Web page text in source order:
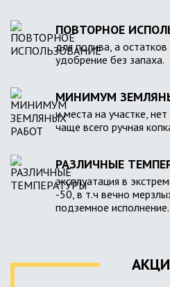
ПОВТОРНОЕ
для полива, а остатков
удобрение без запаха.
МИНИМУМ
и места на участке, нет
чаще всего ручная
РАЗЛИЧНЫЕ
эксплуатация в
-50, в т.ч вечно
подземное исполнение.